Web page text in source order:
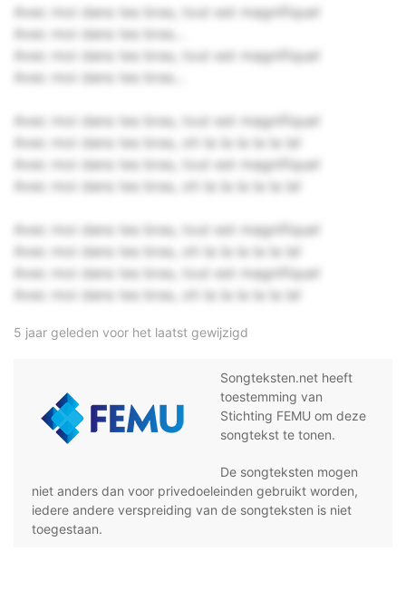
Avec moi dans tes bras, tout est magnifique!
Avec moi dans tes bras...
Avec moi dans tes bras, tout est magnifique!
Avec moi dans tes bras...
Avec moi dans tes bras, tout est magnifique!
Avec moi dans tes bras, oh la la la la la la!
Avec moi dans tes bras, tout est magnifique!
Avec moi dans tes bras, oh la la la la la la!
Avec moi dans tes bras, tout est magnifique!
Avec moi dans tes bras, oh la la la la la la!
Avec moi dans tes bras, tout est magnifique!
Avec moi dans tes bras, oh la la la la la la!
5 jaar geleden voor het laatst gewijzigd
Songteksten.net heeft
toestemming van
Stichting FEMU om deze
songtekst te tonen.
De songteksten mogen
niet anders dan voor privedoeleinden gebruikt worden,
iedere andere verspreiding van de songteksten is niet
toegestaan.